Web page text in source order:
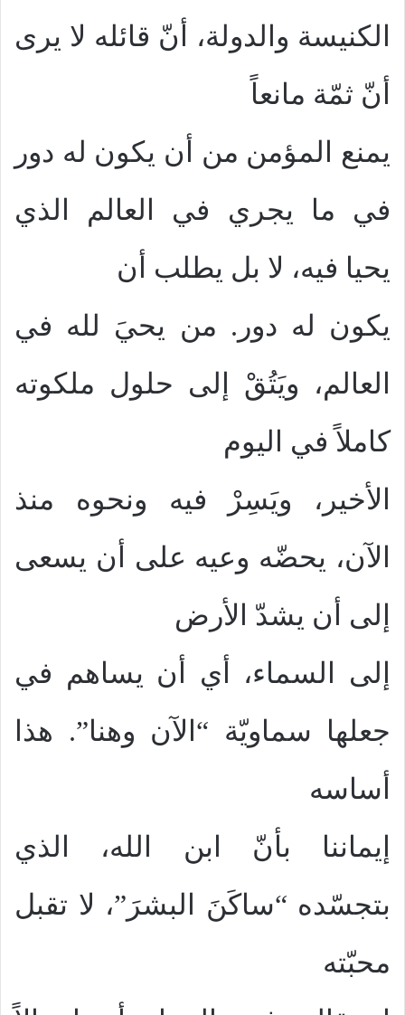
الكنيسة والدولة، أنّ قائله لا يرى
أنّ ثمّة مانعاً
يمنع المؤمن من أن يكون له دور
في ما يجري في العالم الذي
يحيا فيه، لا بل يطلب أن
يكون له دور. من يحيَ لله في
العالم، ويَتُقْ إلى حلول ملكوته
كاملاً في اليوم
الأخير، ويَسِرْ فيه ونحوه منذ
الآن، يحضّه وعيه على أن يسعى
إلى أن يشدّ الأرض
إلى السماء، أي أن يساهم في
جعلها سماويّة “الآن وهنا”. هذا
أساسه
إيماننا بأنّ ابن الله، الذي
بتجسّده “ساكَنَ البشرَ”، لا تقبل
محبّته